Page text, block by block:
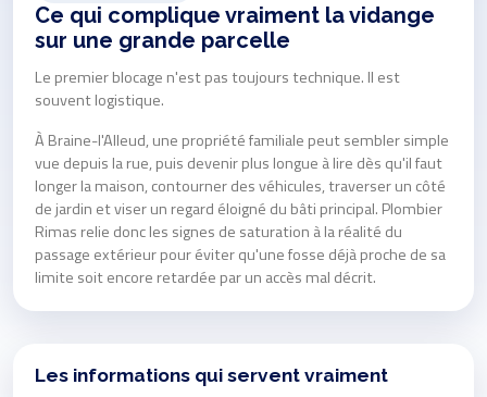
Ce qui complique vraiment la vidange
sur une grande parcelle
Le premier blocage n'est pas toujours technique. Il est
souvent logistique.
À Braine-l'Alleud, une propriété familiale peut sembler simple
vue depuis la rue, puis devenir plus longue à lire dès qu'il faut
longer la maison, contourner des véhicules, traverser un côté
de jardin et viser un regard éloigné du bâti principal. Plombier
Rimas relie donc les signes de saturation à la réalité du
passage extérieur pour éviter qu'une fosse déjà proche de sa
limite soit encore retardée par un accès mal décrit.
Les informations qui servent vraiment